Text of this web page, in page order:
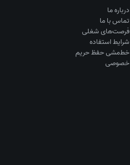
درباره ما
تماس با ما
فرصت‌های شغلی
شرایط استفاده
خط‌مشی حفظ حریم
خصوصی